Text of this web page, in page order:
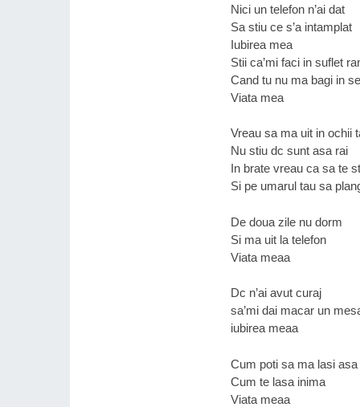
Nici un telefon n’ai dat
Sa stiu ce s’a intamplat
Iubirea mea
Stii ca’mi faci in suflet
Cand tu nu ma bagi in
Viata mea
Vreau sa ma uit in ochii
Nu stiu dc sunt asa rai
In brate vreau ca sa te
Si pe umarul tau sa
De doua zile nu dorm
Si ma uit la telefon
Viata meaa
Dc n’ai avut curaj
sa’mi dai macar un
iubirea meaa
Cum poti sa ma lasi asa
Cum te lasa inima
Viata meaa